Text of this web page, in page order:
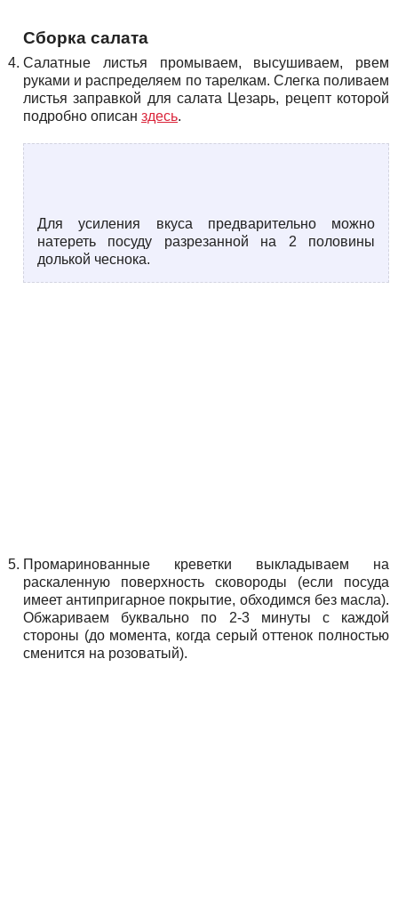
Сборка салата
Салатные листья промываем, высушиваем, рвем
руками и распределяем по тарелкам. Слегка поливаем
листья заправкой для салата Цезарь, рецепт которой
подробно описан здесь.
Для усиления вкуса предварительно можно
натереть посуду разрезанной на 2 половины
долькой чеснока.
Промаринованные креветки выкладываем на
раскаленную поверхность сковороды (если посуда
имеет антипригарное покрытие, обходимся без масла).
Обжариваем буквально по 2-3 минуты с каждой
стороны (до момента, когда серый оттенок полностью
сменится на розоватый).